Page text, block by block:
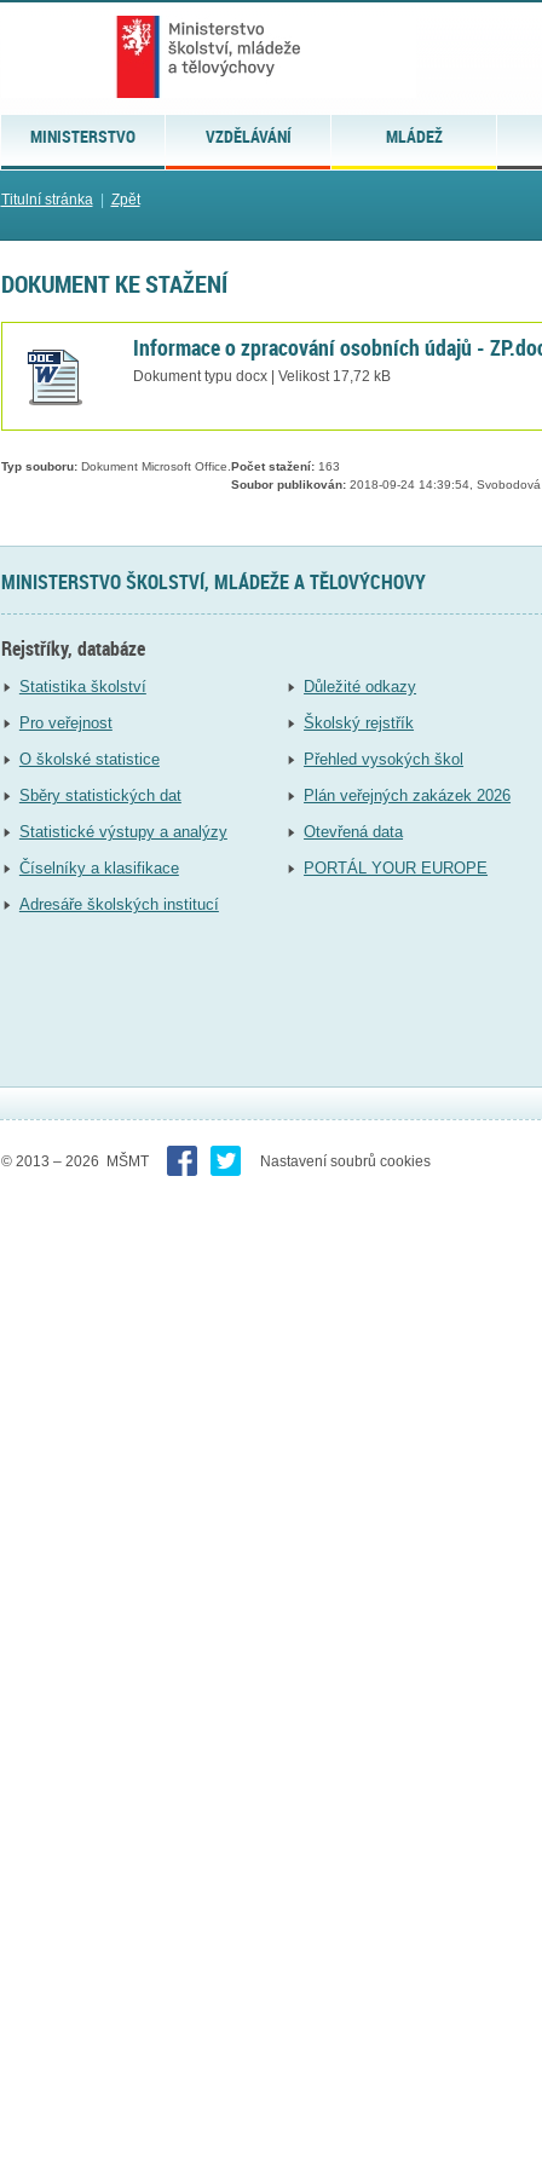
MINISTERSTVO VZDĚLÁVÁNÍ MLÁDEŽ
Titulní stránka| Zpět
DOKUMENT KE STAŽENÍ
Informace o zpracování osobních údajů -
Dokument typu docx | Velikost 17,72 kB
Typ souboru:Dokument Microsoft Office. Počet stažení:163
Soubor publikován:2018-09-24 14:39:54, Svobodová
MINISTERSTVO ŠKOLSTVÍ, MLÁDEŽE A TĚLOVÝCHOVY
Rejstříky, databáze
Statistika školství
Pro veřejnost
O školské statistice
Sběry statistických dat
Statistické výstupy a analýzy
Číselníky a klasifikace
Adresáře školských institucí
Důležité odkazy
Školský rejstřík
Přehled vysokých škol
Plán veřejných zakázek 2026
Otevřená data
PORTÁL YOUR EUROPE
© 2013 – 2026 MŠMT Nastavení soubrů cookies